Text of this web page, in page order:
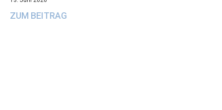
ZUM BEITRAG